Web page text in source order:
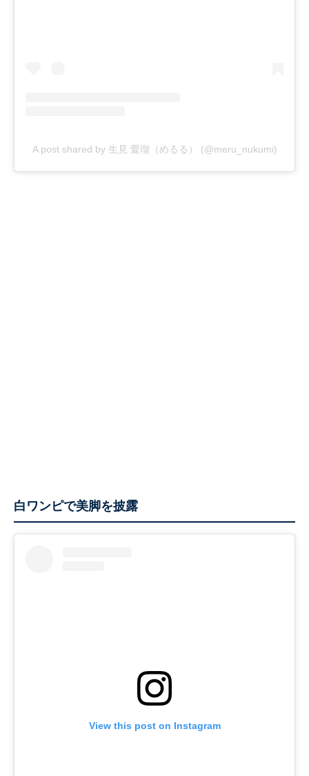
A post shared by 生見 愛瑠（めるる） (@meru_nukumi)
白ワンピで美脚を披露
View this post on Instagram